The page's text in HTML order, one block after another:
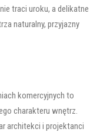
traci uroku, a delikatne
naturalny, przyjazny
komercyjnych to
charakteru wnętrz.
architekci i projektanci